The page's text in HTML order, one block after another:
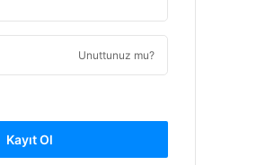
Unuttunuz mu?
Kayıt Ol